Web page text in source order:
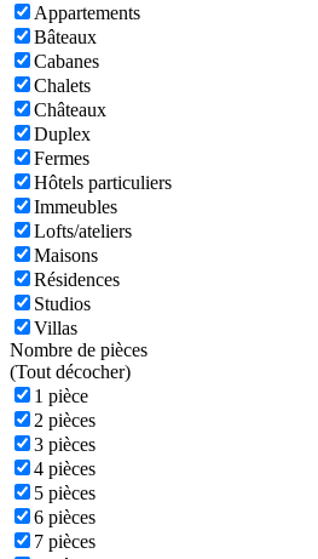
Appartements
Bâteaux
Cabanes
Chalets
Châteaux
Duplex
Fermes
Hôtels particuliers
Immeubles
Lofts/ateliers
Maisons
Résidences
Studios
Villas
Nombre de pièces
(Tout décocher)
1 pièce
2 pièces
3 pièces
4 pièces
5 pièces
6 pièces
7 pièces